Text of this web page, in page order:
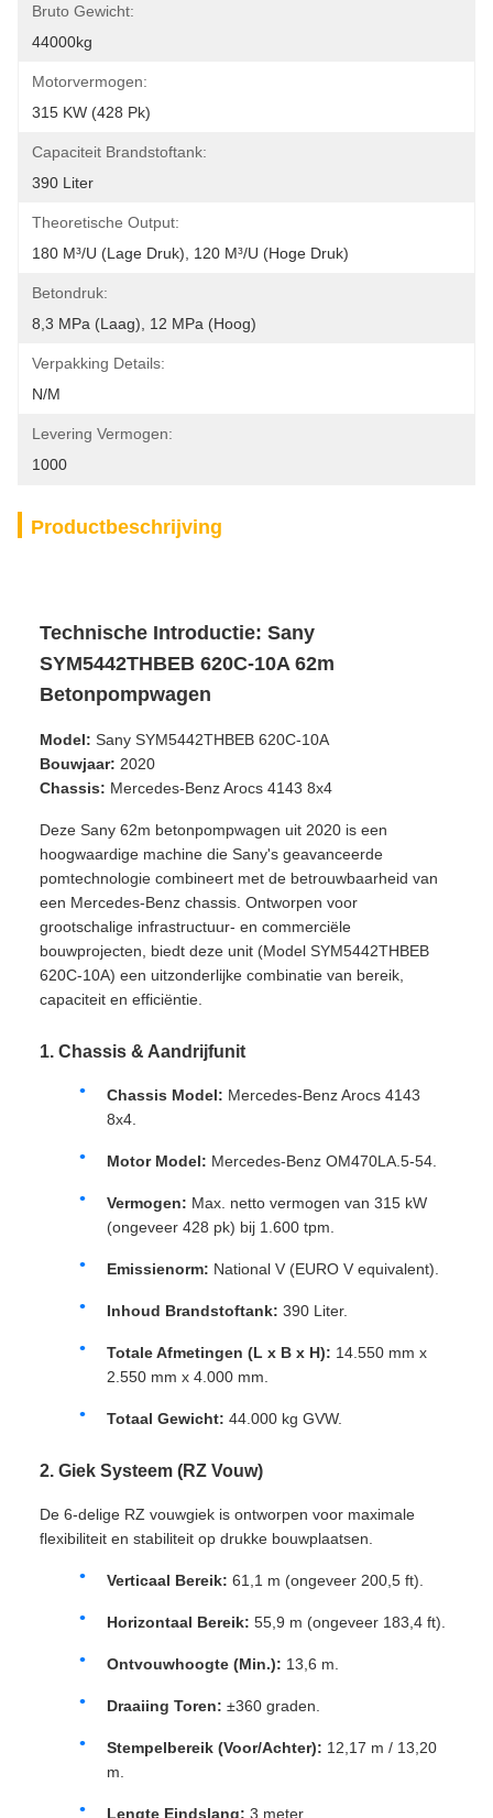
Bruto Gewicht:
44000kg
Motorvermogen:
315 KW (428 Pk)
Capaciteit Brandstoftank:
390 Liter
Theoretische Output:
180 M³/u (lage Druk), 120 M³/u (hoge Druk)
Betondruk:
8,3 MPa (laag), 12 MPa (hoog)
Verpakking Details:
N/M
Levering Vermogen:
1000
Productbeschrijving
Technische Introductie: Sany
SYM5442THBEB 620C-10A 62m
Betonpompwagen
Model: Sany SYM5442THBEB 620C-10A
Bouwjaar: 2020
Chassis: Mercedes-Benz Arocs 4143 8x4
Deze Sany 62m betonpompwagen uit 2020 is een
hoogwaardige machine die Sany's geavanceerde
pomtechnologie combineert met de betrouwbaarheid van
een Mercedes-Benz chassis. Ontworpen voor
grootschalige infrastructuur- en commerciële
bouwprojecten, biedt deze unit (Model SYM5442THBEB
620C-10A) een uitzonderlijke combinatie van bereik,
capaciteit en efficiëntie.
1. Chassis & Aandrijfunit
Chassis Model: Mercedes-Benz Arocs 4143
8x4.
Motor Model: Mercedes-Benz OM470LA.5-54.
Vermogen: Max. netto vermogen van 315 kW
(ongeveer 428 pk) bij 1.600 tpm.
Emissienorm: National V (EURO V equivalent).
Inhoud Brandstoftank: 390 Liter.
Totale Afmetingen (L x B x H): 14.550 mm x
2.550 mm x 4.000 mm.
Totaal Gewicht: 44.000 kg GVW.
2. Giek Systeem (RZ Vouw)
De 6-delige RZ vouwgiek is ontworpen voor maximale
flexibiliteit en stabiliteit op drukke bouwplaatsen.
Verticaal Bereik: 61,1 m (ongeveer 200,5 ft).
Horizontaal Bereik: 55,9 m (ongeveer 183,4 ft).
Ontvouwhoogte (Min.): 13,6 m.
Draaiing Toren: ±360 graden.
Stempelbereik (Voor/Achter): 12,17 m / 13,20
m.
Lengte Eindslang: 3 meter.